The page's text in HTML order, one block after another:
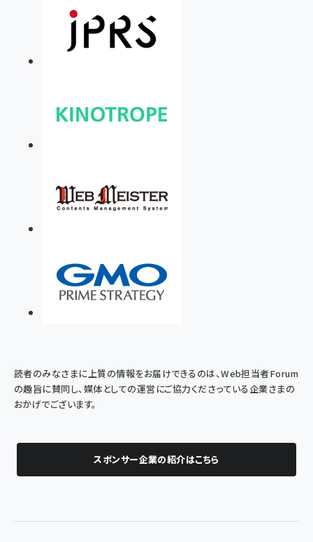
読者のみなさまに上質の情報をお届けできるのは、Web担当者Forum
の趣旨に賛同し、媒体としての運営にご協力くださっている企業さまの
おかげでございます。
スポンサー企業の紹介はこちら